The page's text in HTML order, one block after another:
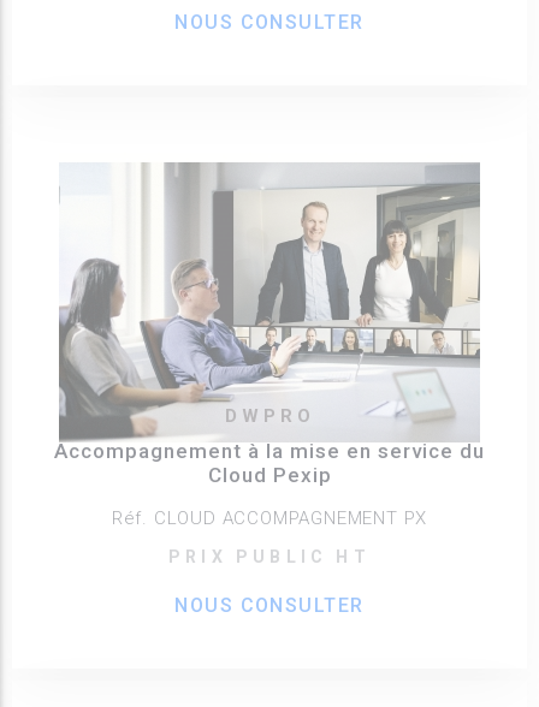
NOUS CONSULTER
DWPRO
Accompagnement à la mise en service du
Cloud Pexip
Réf. CLOUD ACCOMPAGNEMENT PX
PRIX PUBLIC HT
NOUS CONSULTER